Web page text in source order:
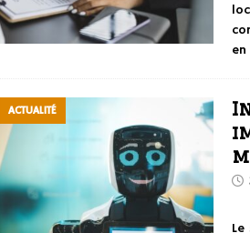
ACTUALITÉ